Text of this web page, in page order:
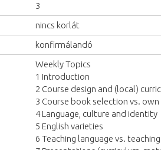
3
nincs korlát
konfirmálandó
Weekly Topics
1 Introduction
2 Course design and (local)
3 Course book selection vs.
4 Language, culture and identity
5 English varieties
6 Teaching language vs.